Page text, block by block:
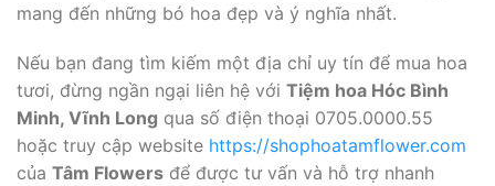
mang đến những bó hoa đẹp và ý nghĩa nhất.
Nếu bạn đang tìm kiếm một địa chỉ uy tín để mua hoa
tươi, đừng ngần ngại liên hệ với Tiệm hoa Hóc Bình
Minh, Vĩnh Long qua số điện thoại 0705.0000.55
hoặc truy cập website https://shophoatamflower.com
của Tâm Flowers để được tư vấn và hỗ trợ nhanh